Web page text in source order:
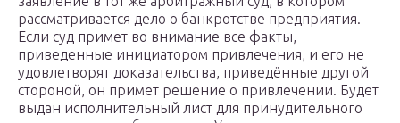
рассматривается дело о банкротстве предприятия.
Если суд примет во внимание все факты,
приведенные инициатором привлечения, и его не
удовлетворят доказательства, приведённые другой
стороной, он примет решение о привлечении. Будет
выдан исполнительный лист для принудительного